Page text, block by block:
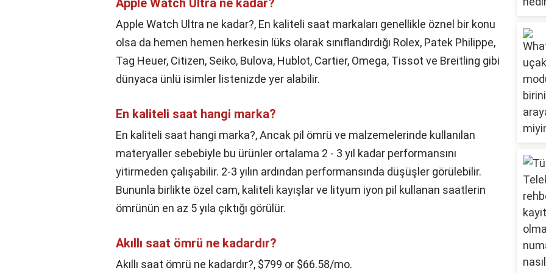
Apple Watch Ultra ne kadar?
Apple Watch Ultra ne kadar?, En kaliteli saat markaları genellikle öznel bir konu
olsa da hemen hemen herkesin lüks olarak sınıflandırdığı Rolex, Patek Philippe,
Tag Heuer, Citizen, Seiko, Bulova, Hublot, Cartier, Omega, Tissot ve Breitling gibi
dünyaca ünlü isimler listenizde yer alabilir.
En kaliteli saat hangi marka?
En kaliteli saat hangi marka?,Ancak pil ömrü ve malzemelerinde kullanılan
materyaller sebebiyle bu ürünler ortalama 2 - 3 yıl kadar performansını
yitirmeden çalışabilir. 2-3 yılın ardından performansında düşüşler görülebilir.
Bununla birlikte özel cam, kaliteli kayışlar ve lityum iyon pil kullanan saatlerin
ömrünün en az 5 yıla çıktığı görülür.
Akıllı saat ömrü ne kadardır?
Akıllı saat ömrü ne kadardır?, $799 or $66.58/mo.